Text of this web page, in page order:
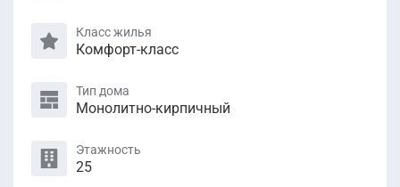
Класс жилья
Комфорт-класс
Тип дома
Монолитно-кирпичный
Этажность
25